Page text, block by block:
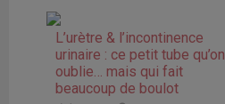
L’urètre & l’incontinence
urinaire : ce petit tube qu’on
oublie… mais qui fait
beaucoup de boulot